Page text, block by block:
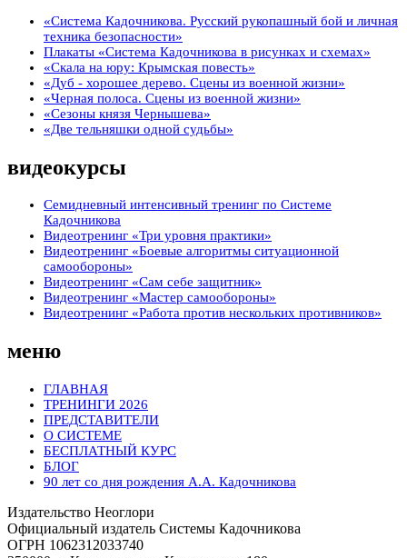
«Система Кадочникова. Русский рукопашный бой и личная
техника безопасности»
Плакаты «Система Кадочникова в рисунках и схемах»
«Скала на юру: Крымская повесть»
«Дуб - хорошее дерево. Сцены из военной жизни»
«Черная полоса. Сцены из военной жизни»
«Сезоны князя Чернышева»
«Две тельняшки одной судьбы»
видеокурсы
Семидневный интенсивный тренинг по Системе
Кадочникова
Видеотренинг «Три уровня практики»
Видеотренинг «Боевые алгоритмы ситуационной
самообороны»
Видеотренинг «Сам себе защитник»
Видеотренинг «Мастер самообороны»
Видеотренинг «Работа против нескольких противников»
меню
ГЛАВНАЯ
ТРЕНИНГИ 2026
ПРЕДСТАВИТЕЛИ
О СИСТЕМЕ
БЕСПЛАТНЫЙ КУРС
БЛОГ
90 лет со дня рождения А.А. Кадочникова
Издательство Неоглори
Официальный издатель Системы Кадочникова
ОГРН 1062312033740